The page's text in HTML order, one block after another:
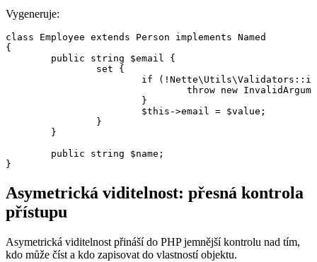
Vygeneruje:
class Employee extends Person implements Named
{
Asymetrická viditelnost: přesná kontrola
přístupu
Asymetrická viditelnost přináší do PHP jemnější kontrolu nad tím,
kdo může číst a kdo zapisovat do vlastností objektu.